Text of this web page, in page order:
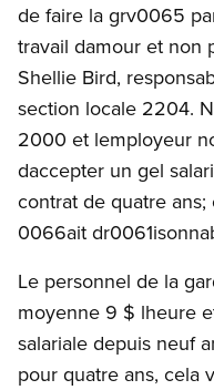
de faire la grv0065
travail damour et non
Shellie Bird,
section locale 2204.
2000 et lemployeur
daccepter un gel
contrat de quatre ans;
0066ait
Le personnel de la
moyenne 9 $ lheure
salariale depuis neuf
pour quatre ans, cela